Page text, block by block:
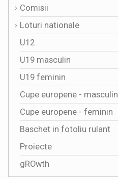
Comisii
Loturi nationale
U12
U19 masculin
U19 feminin
Cupe europene - masculin
Cupe europene - feminin
Baschet in fotoliu rulant
Proiecte
gROwth